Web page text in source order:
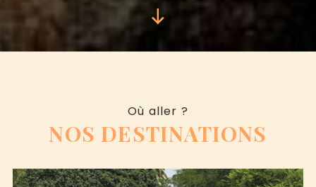
Où aller ?
NOS DESTINATIONS